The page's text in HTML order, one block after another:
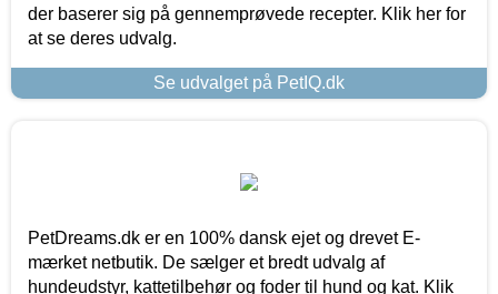
der baserer sig på gennemprøvede recepter. Klik her for
at se deres udvalg.
Se udvalget på PetIQ.dk
PetDreams.dk er en 100% dansk ejet og drevet E-
mærket netbutik. De sælger et bredt udvalg af
hundeudstyr, kattetilbehør og foder til hund og kat. Klik